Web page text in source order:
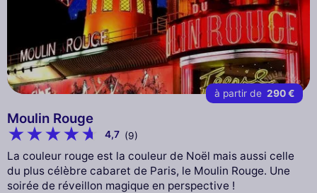
à partir de 290 €
Moulin Rouge
4,7 (9)
La couleur rouge est la couleur de Noël mais aussi celle
du plus célèbre cabaret de Paris, le Moulin Rouge. Une
soirée de réveillon magique en perspective !